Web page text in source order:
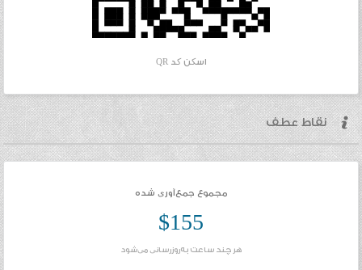
اسکن کد QR
نقاط عطف
مجموع جمع‌آوری شده
$155
هر چند ساعت به‌روزرسانی می‌شود